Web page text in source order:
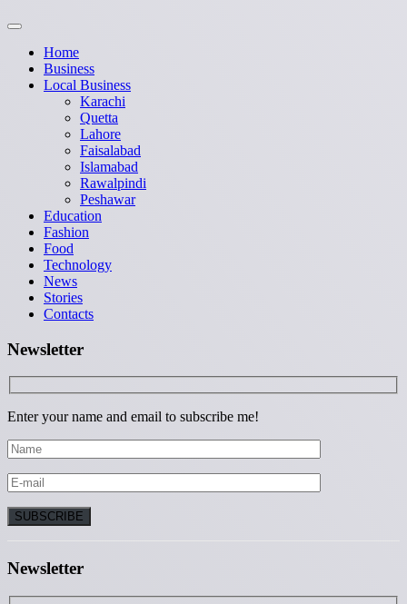
Home
Business
Local Business
Karachi
Quetta
Lahore
Faisalabad
Islamabad
Rawalpindi
Peshawar
Education
Fashion
Food
Technology
News
Stories
Contacts
Newsletter
Enter your name and email to subscribe me!
Newsletter